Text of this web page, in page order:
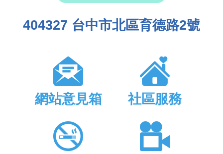
404327 台中市北區育德路2號
網站意見箱 社區服務